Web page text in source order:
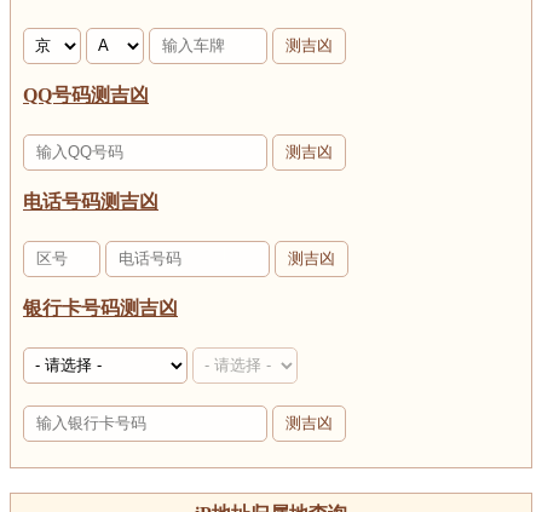
测吉凶
QQ号码测吉凶
测吉凶
电话号码测吉凶
测吉凶
银行卡号码测吉凶
测吉凶